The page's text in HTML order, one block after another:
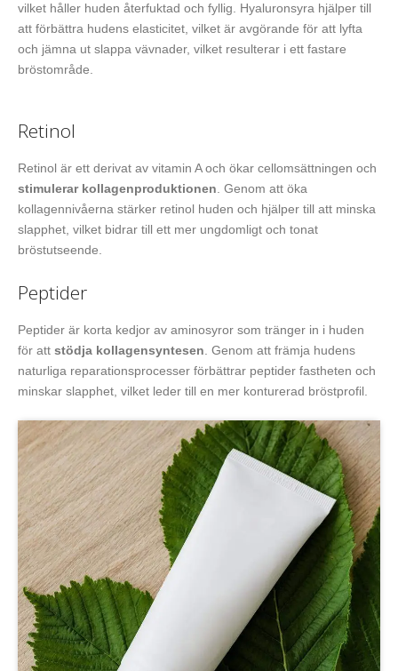
vilket håller huden återfuktad och fyllig. Hyaluronsyra hjälper till
att förbättra hudens elasticitet, vilket är avgörande för att lyfta
och jämna ut slappa vävnader, vilket resulterar i ett fastare
bröstområde.
Retinol
Retinol är ett derivat av vitamin A och ökar cellomsättningen och
stimulerar kollagenproduktionen. Genom att öka
kollagennivåerna stärker retinol huden och hjälper till att minska
slapphet, vilket bidrar till ett mer ungdomligt och tonat
bröstutseende.
Peptider
Peptider är korta kedjor av aminosyror som tränger in i huden
för att stödja kollagensyntesen . Genom att främja hudens
naturliga reparationsprocesser förbättrar peptider fastheten och
minskar slapphet, vilket leder till en mer konturerad bröstprofil.